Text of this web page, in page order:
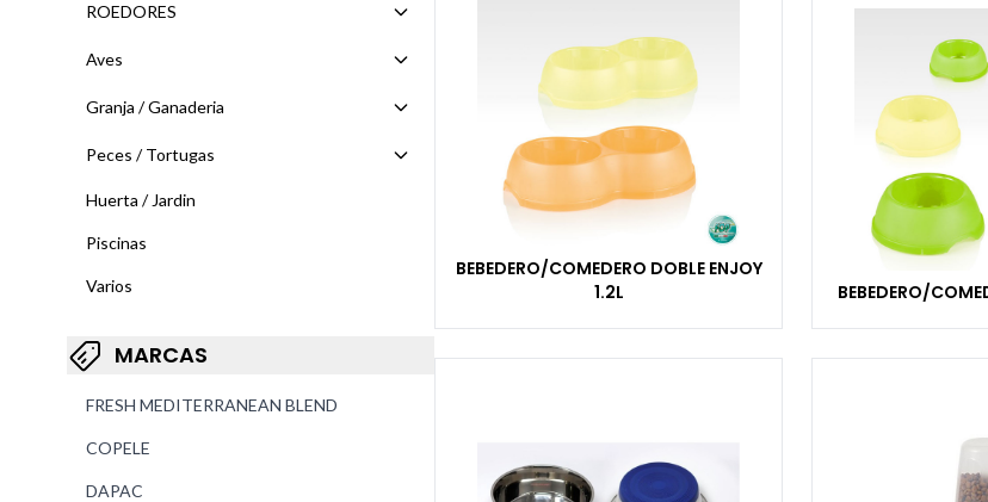
ROEDORES
Aves
Granja / Ganaderia
Peces / Tortugas
Huerta / Jardin
Piscinas
Varios
MARCAS
FRESH MEDITERRANEAN BLEND
COPELE
DAPAC
BEBEDERO/COMEDERO DOBLE ENJOY
1.2L
BEBEDERO/